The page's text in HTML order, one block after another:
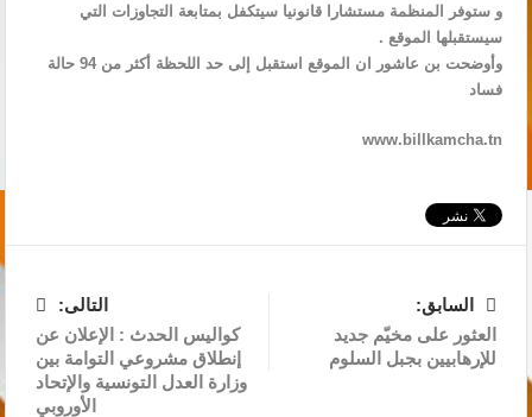
و ستوفر المنظمة مستشارا قانونيا سيتكفل بمتابعة التجاوزات التي
سيستقبلها الموقع .
وأوضحت بن عاشور ان الموقع استقبل إلى حد اللحظة أكثر من 94 حالة
فساد
www.billkamcha.tn
السابق:
العثور على مخيّم جديد
للإرهابيين بجبل السلوم
التالى:
كواليس الحدث : الإعلان عن
إنطلاق مشروعي التوامة بين
وزارة العدل التونسية والإتحاد
الأوروبي